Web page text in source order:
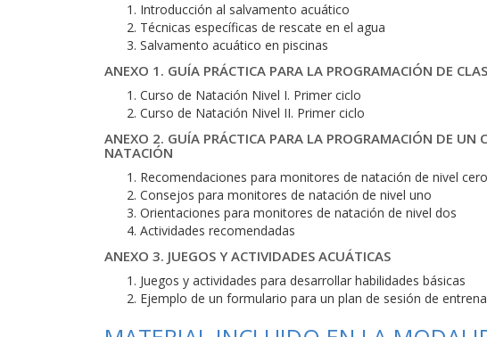
Introducción al salvamento acuático
Técnicas específicas de rescate en el agua
Salvamento acuático en piscinas
ANEXO 1. GUÍA PRÁCTICA PARA LA PROGRAMACIÓN DE
Curso de Natación Nivel I. Primer ciclo
Curso de Natación Nivel II. Primer ciclo
ANEXO 2. GUÍA PRÁCTICA PARA LA PROGRAMACIÓN DE UN
NATACIÓN
Recomendaciones para monitores de natación de nivel cero
Consejos para monitores de natación de nivel uno
Orientaciones para monitores de natación de nivel dos
Actividades recomendadas
ANEXO 3. JUEGOS Y ACTIVIDADES ACUÁTICAS
Juegos y actividades para desarrollar habilidades básicas
Ejemplo de un formulario para un plan de sesión de